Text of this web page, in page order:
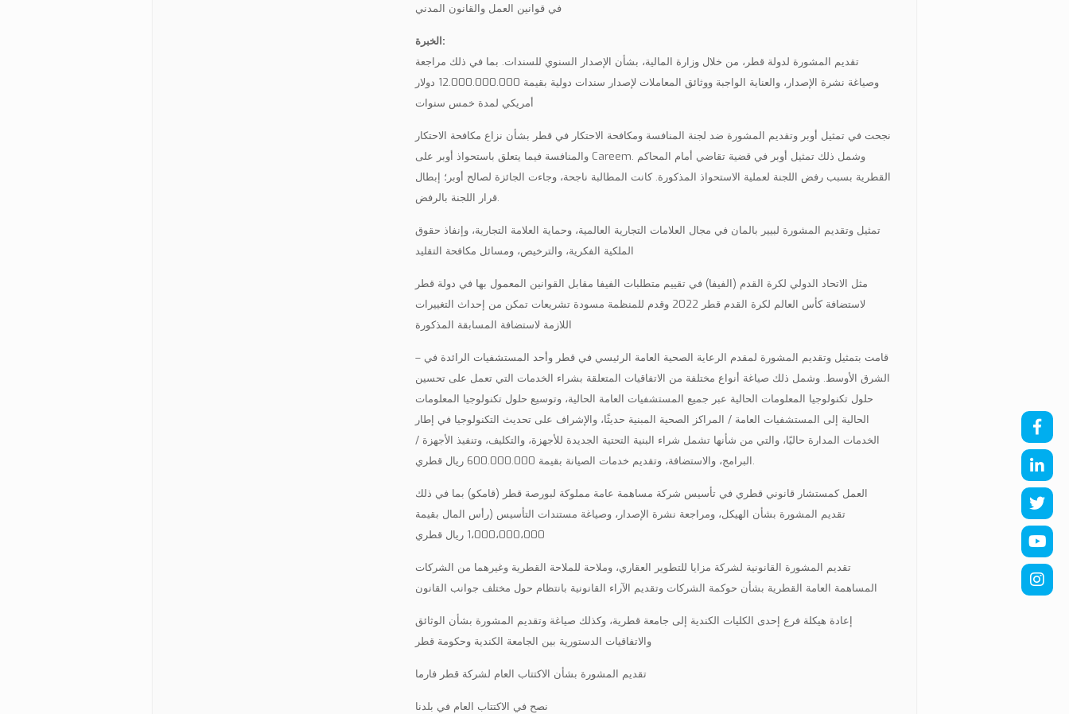
في قوانين العمل والقانون المدني
الخبرة:
تقديم المشورة لدولة قطر، من خلال وزارة المالية، بشأن الإصدار السنوي للسندات. بما في ذلك مراجعة
وصياغة نشرة الإصدار، والعناية الواجبة ووثائق المعاملات لإصدار سندات دولية بقيمة 12.000.000.000 دولار
أمريكي لمدة خمس سنوات
نجحت في تمثيل أوبر وتقديم المشورة ضد لجنة المنافسة ومكافحة الاحتكار في قطر بشأن نزاع مكافحة الاحتكار
والمنافسة فيما يتعلق باستحواذ أوبر على Careem. وشمل ذلك تمثيل أوبر في قضية تقاضي أمام المحاكم
القطرية بسبب رفض اللجنة لعملية الاستحواذ المذكورة. كانت المطالبة ناجحة، وجاءت الجائزة لصالح أوبر؛ إبطال
قرار اللجنة بالرفض.
تمثيل وتقديم المشورة لبيير بالمان في مجال العلامات التجارية العالمية، وحماية العلامة التجارية، وإنفاذ حقوق
الملكية الفكرية، والترخيص، ومسائل مكافحة التقليد
مثل الاتحاد الدولي لكرة القدم (الفيفا) في تقييم متطلبات الفيفا مقابل القوانين المعمول بها في دولة قطر
لاستضافة كأس العالم لكرة القدم قطر 2022 وقدم للمنظمة مسودة تشريعات تمكن من إحداث التغييرات
اللازمة لاستضافة المسابقة المذكورة
– قامت بتمثيل وتقديم المشورة لمقدم الرعاية الصحية العامة الرئيسي في قطر وأحد المستشفيات الرائدة في
الشرق الأوسط. وشمل ذلك صياغة أنواع مختلفة من الاتفاقيات المتعلقة بشراء الخدمات التي تعمل على تحسين
حلول تكنولوجيا المعلومات الحالية عبر جميع المستشفيات العامة الحالية، وتوسيع حلول تكنولوجيا المعلومات
الحالية إلى المستشفيات العامة / المراكز الصحية المبنية حديثًا، والإشراف على تحديث التكنولوجيا في إطار
الخدمات المدارة حاليًا، والتي من شأنها تشمل شراء البنية التحتية الجديدة للأجهزة، والتكليف، وتنفيذ الأجهزة /
البرامج، والاستضافة، وتقديم خدمات الصيانة بقيمة 600.000.000 ريال قطري.
العمل كمستشار قانوني قطري في تأسيس شركة مساهمة عامة مملوكة لبورصة قطر (قامكو) بما في ذلك
تقديم المشورة بشأن الهيكل، ومراجعة نشرة الإصدار، وصياغة مستندات التأسيس (رأس المال بقيمة
1،000،000،000 ريال قطري
تقديم المشورة القانونية لشركة مزايا للتطوير العقاري، وملاحة للملاحة القطرية وغيرهما من الشركات
المساهمة العامة القطرية بشأن حوكمة الشركات وتقديم الآراء القانونية بانتظام حول مختلف جوانب القانون
إعادة هيكلة فرع إحدى الكليات الكندية إلى جامعة قطرية، وكذلك صياغة وتقديم المشورة بشأن الوثائق
والاتفاقيات الدستورية بين الجامعة الكندية وحكومة قطر
تقديم المشورة بشأن الاكتتاب العام لشركة قطر فارما
نصح في الاكتتاب العام في بلدنا